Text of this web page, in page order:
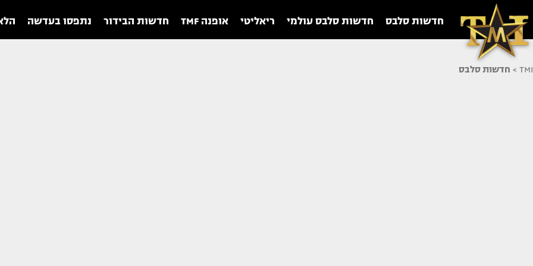
חדשות סלבס חדשות סלבס עולמי ריאליטי אופנה TMF חדשות הבידור נתפסו בעדשה
TMI
> חדשות סלבס